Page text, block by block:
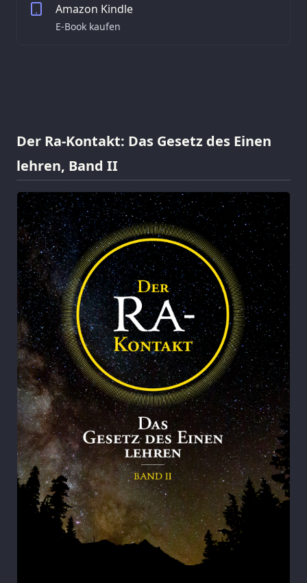
Amazon Kindle
E-Book kaufen
Der Ra-Kontakt: Das Gesetz des Einen
lehren, Band II